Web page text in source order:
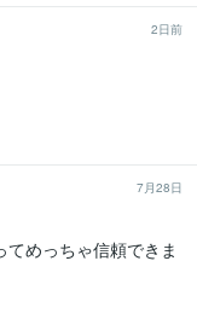
2日前
7月28日
めっちゃ信頼できま